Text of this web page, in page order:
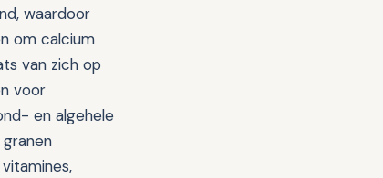
waardoor
om calcium
van zich op
voor
en algehele